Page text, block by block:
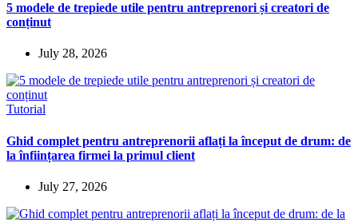
5 modele de trepiede utile pentru antreprenori și creatori de
conținut
July 28, 2026
Tutorial
Ghid complet pentru antreprenorii aflați la început de drum: de
la înființarea firmei la primul client
July 27, 2026